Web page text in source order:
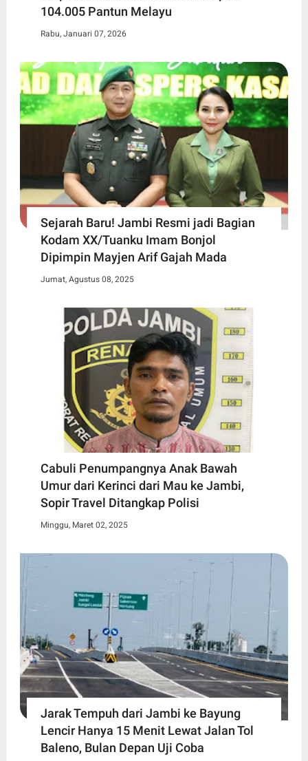
104.005 Pantun Melayu
Rabu, Januari 07, 2026
Sejarah Baru! Jambi Resmi jadi Bagian
Kodam XX/Tuanku Imam Bonjol
Dipimpin Mayjen Arif Gajah Mada
Jumat, Agustus 08, 2025
Cabuli Penumpangnya Anak Bawah
Umur dari Kerinci dari Mau ke Jambi,
Sopir Travel Ditangkap Polisi
Minggu, Maret 02, 2025
Jarak Tempuh dari Jambi ke Bayung
Lencir Hanya 15 Menit Lewat Jalan Tol
Baleno, Bulan Depan Uji Coba